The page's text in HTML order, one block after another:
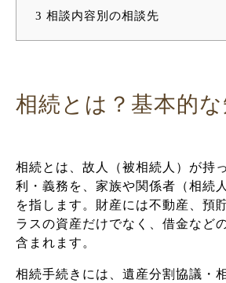
3 相談内容別の相談先
相続とは？基本的
相続とは、故人（被相続人）が持
利・義務を、家族や関係者（相続
を指します。財産には不動産、預
ラスの資産だけでなく、借金など
含まれます。
相続手続きには、遺産分割協議・